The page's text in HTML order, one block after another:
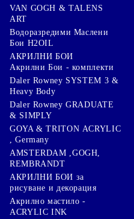
VAN GOGH & TALENS
ART
Водоразредими Маслени
Бои H2OIL
АКРИЛНИ БОИ
Акрилни Бои - комплекти
Daler Rowney SYSTEM 3 &
Heavy Body
Daler Rowney GRADUATE
& SIMPLY
GOYA & TRITON АCRYLIC
, Germany
AMSTERDAM ,GOGH,
REMBRANDT
АКРИЛНИ БОИ за
рисуване и декорация
Акрилно мастило -
ACRYLIC INK